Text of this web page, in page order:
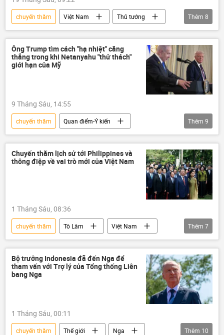
chuyến thăm Việt Nam
Thủ tướng
Lê Minh Hưng
Hội nghị thượng đỉnh Nga-ASEAN 2026
ASEAN
Nga
hợp tác
Thêm 8
Ông Trump tìm cách "hạ nhiệt" căng
thẳng trong khi Netanyahu "thử thách"
giới hạn của Mỹ
9 Tháng Sáu, 14:55
chuyến thăm
Quan điểm-Ý kiến
chuyên gia
Thế giới
Trung Đông
Israel
Hoa Kỳ
Iran
xung đột
Donald Trump
Thêm 9
Chuyến thăm lịch sử tới Philippines và
thông điệp về vai trò mới của Việt Nam
1 Tháng Sáu, 08:36
chuyến thăm Tô Lâm
Việt Nam
Tổng bí thư
Tổng Bí thư làm Chủ tịch nước
Bộ Chính Trị VN
Chính trị
chiến lược phát triển kinh tế
Kinh tế
Thêm 7
Bộ trưởng Indonesia đã đến Nga để
tham vấn với Trợ lý của Tổng thống Liên
bang Nga
1 Tháng Sáu, 00:11
chuyến thăm Thế giới
Nga
Thêm 10